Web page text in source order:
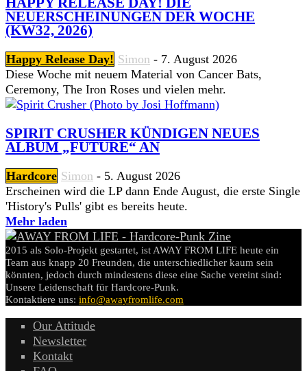
NEUERSCHEINUNGEN DER WOCHE
(KW32, 2026)
Happy Release Day! Simon - 7. August 2026
Diese Woche mit neuem Material von Cancer Bats,
Ceremony, The Iron Roses und vielen mehr.
SPIRIT CRUSHER KÜNDIGEN NEUES
ALBUM „FUTURE“ AN
Hardcore Simon - 5. August 2026
Erscheinen wird die LP dann Ende August, die erste Single
'History's Pulls' gibt es bereits heute.
Mehr laden
2015 als Solo-Projekt gestartet, ist AWAY FROM LIFE heute ein
Team aus knapp 20 Freunden, die unterschiedlicher kaum sein
könnten, jedoch durch mindestens diese eine Sache vereint sind:
Unsere Leidenschaft für Hardcore-Punk.
Kontaktiere uns: info@awayfromlife.com
Our Attitude
Newsletter
Kontakt